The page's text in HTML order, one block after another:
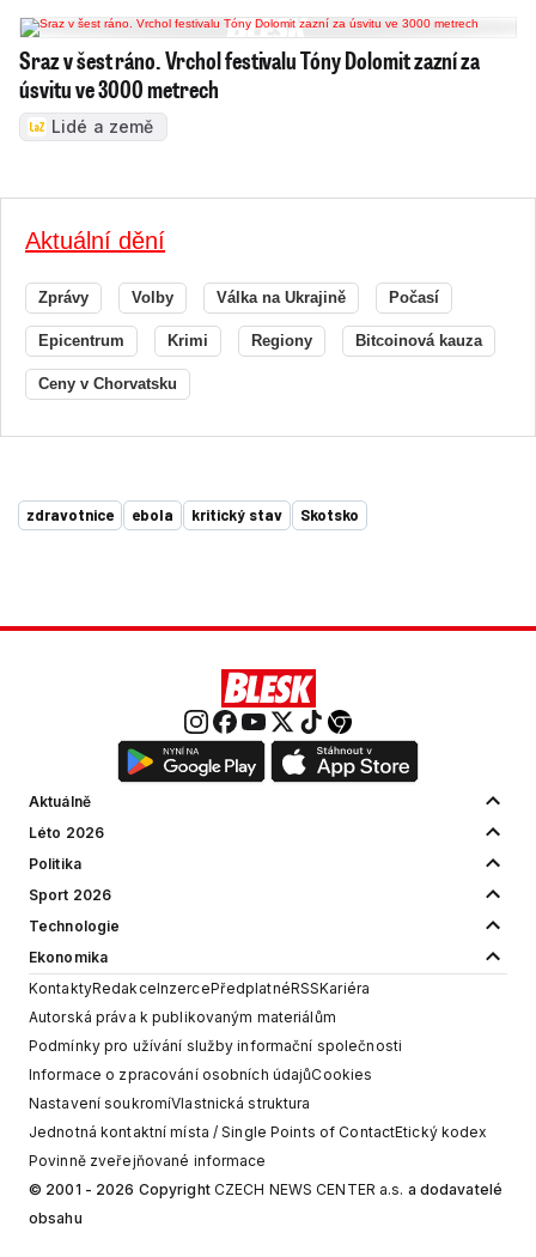
Sraz v šest ráno. Vrchol festivalu Tóny Dolomit zazní za
úsvitu ve 3000 metrech
Lidé a země
Aktuální dění
Zprávy Volby Válka na Ukrajině Počasí
Epicentrum Krimi Regiony Bitcoinová kauza
Ceny v Chorvatsku
zdravotnice ebola kritický stav Skotsko
Aktuálně
Léto 2026
Politika
Sport 2026
Technologie
Ekonomika
KontaktyRedakceInzercePředplatnéRSSKariéra
Autorská práva k publikovaným materiálům
Podmínky pro užívání služby informační společnosti
Informace o zpracování osobních údajůCookies
Nastavení soukromíVlastnická struktura
Jednotná kontaktní místa / Single Points of ContactEtický kodex
Povinně zveřejňované informace
© 2001 - 2026 Copyright CZECH NEWS CENTER a.s. a dodavatelé
obsahu